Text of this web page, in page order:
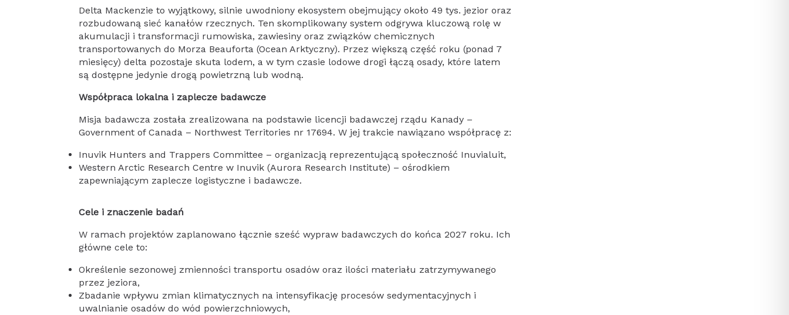
Delta Mackenzie to wyjątkowy, silnie uwodniony ekosystem obejmujący około 49 tys. jezior oraz
rozbudowaną sieć kanałów rzecznych. Ten skomplikowany system odgrywa kluczową rolę w
akumulacji i transformacji rumowiska, zawiesiny oraz związków chemicznych
transportowanych do Morza Beauforta (Ocean Arktyczny). Przez większą część roku (ponad 7
miesięcy) delta pozostaje skuta lodem, a w tym czasie lodowe drogi łączą osady, które latem
są dostępne jedynie drogą powietrzną lub wodną.
Współpraca lokalna i zaplecze badawcze
Misja badawcza została zrealizowana na podstawie licencji badawczej rządu Kanady –
Government of Canada – Northwest Territories nr 17694. W jej trakcie nawiązano współpracę z:
Inuvik Hunters and Trappers Committee – organizacją reprezentującą społeczność Inuvialuit,
Western Arctic Research Centre w Inuvik (Aurora Research Institute) – ośrodkiem
zapewniającym zaplecze logistyczne i badawcze.
Cele i znaczenie badań
W ramach projektów zaplanowano łącznie sześć wypraw badawczych do końca 2027 roku. Ich
główne cele to:
Określenie sezonowej zmienności transportu osadów oraz ilości materiału zatrzymywanego
przez jeziora,
Zbadanie wpływu zmian klimatycznych na intensyfikację procesów sedymentacyjnych i
uwalnianie osadów do wód powierzchniowych,